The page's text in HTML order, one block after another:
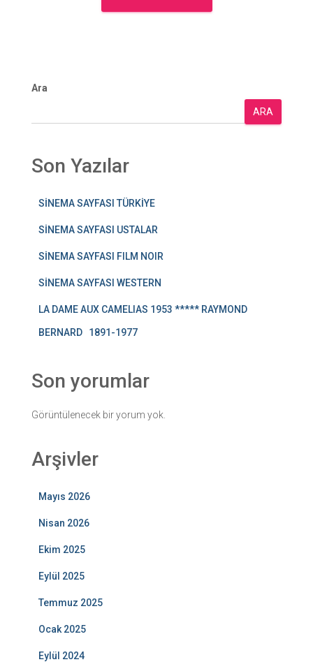
Ara
ARA
Son Yazılar
SİNEMA SAYFASI TÜRKİYE
SİNEMA SAYFASI USTALAR
SİNEMA SAYFASI FILM NOIR
SİNEMA SAYFASI WESTERN
LA DAME AUX CAMELIAS 1953 ***** RAYMOND
BERNARD 1891-1977
Son yorumlar
Görüntülenecek bir yorum yok.
Arşivler
Mayıs 2026
Nisan 2026
Ekim 2025
Eylül 2025
Temmuz 2025
Ocak 2025
Eylül 2024